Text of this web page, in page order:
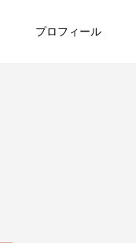
プロフィール